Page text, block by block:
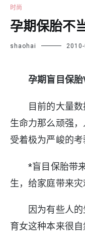
时尚
孕期保胎不
shaohai
孕期盲目保胎
目前的大量数
生命力那么顽强
受着极为严峻的考
*盲目保胎带来
生，给家庭带来灾
因为有些人的
育女这种本来很